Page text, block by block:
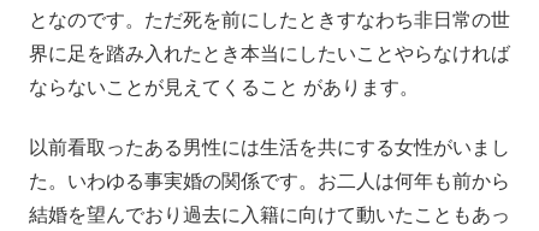
となのです。ただ死を前にしたときすなわち非日常の世
界に足を踏み入れたとき本当にしたいことやらなければ
ならないことが見えてくること があります。
以前看取ったある男性には生活を共にする女性がいまし
た。いわゆる事実婚の関係です。お二人は何年も前から
結婚を望んでおり過去に入籍に向けて動いたこともあっ